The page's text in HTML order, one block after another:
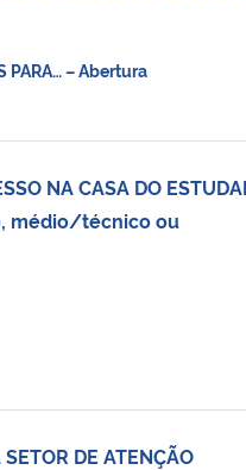
PARA… – Abertura
NA CASA DO
médio/técnico ou
DE ATENÇÃO